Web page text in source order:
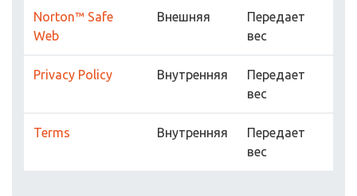
Norton™ Safe
Web
Внешняя
Передает
вес
Privacy Policy Внутренняя
Передает
вес
Terms Внутренняя
Передает
вес